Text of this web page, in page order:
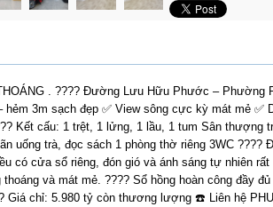
. ???? Đường Lưu Hữu Phước – Phường
hẻm 3m sạch đẹp ✅ View sông cực kỳ mát mẻ ✅
Kết cấu: 1 trệt, 1 lửng, 1 lầu, 1 tum Sân thượng
uống trà, đọc sách 1 phòng thờ riêng 3WC ????
có cửa sổ riêng, đón gió và ánh sáng tự nhiên
và mát mẻ. ???? Sổ hồng hoàn công đầy
Giá chỉ: 5.980 tỷ còn thương lượng ☎️ Liên hệ